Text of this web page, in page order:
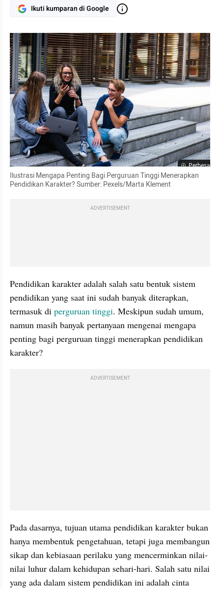
Ikuti kumparan di Google
Perbesar
Ilustrasi Mengapa Penting Bagi Perguruan Tinggi Menerapkan
Pendidikan Karakter? Sumber: Pexels/Marta Klement
ADVERTISEMENT
Pendidikan karakter adalah salah satu bentuk sistem
pendidikan yang saat ini sudah banyak diterapkan,
termasuk di perguruan tinggi. Meskipun sudah umum,
namun masih banyak pertanyaan mengenai mengapa
penting bagi perguruan tinggi menerapkan pendidikan
karakter?
ADVERTISEMENT
Pada dasarnya, tujuan utama pendidikan karakter bukan
hanya membentuk pengetahuan, tetapi juga membangun
sikap dan kebiasaan perilaku yang mencerminkan nilai-
nilai luhur dalam kehidupan sehari-hari. Salah satu nilai
yang ada dalam sistem pendidikan ini adalah cinta